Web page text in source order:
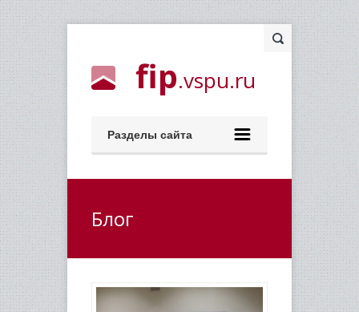
fip.vspu.ru
Разделы сайта
Блог